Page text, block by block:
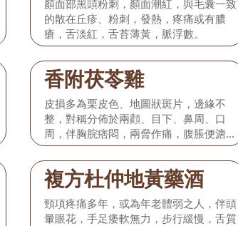
顏面部黑頭粉刺，顏面潮紅，與毛囊一致
的散在丘疹、粉刺，發熱，疼痛或有膿
瘡，舌淡紅，舌苔薄黃，脈浮數。
香附茯苓雞
皮損多為栗皮色、地圖狀斑片，邊緣不
整，對稱分佈於兩顴、目下、鼻周、口
周，伴胸脘痞悶，兩脅作痛，腹脹便溏，
婦女經血不調，舌苔白膩，脈弦滑。
複方杜仲地黃藥酒
頸項疼痛多年，或為年老體弱之人，伴頭
暈眼花，手足痿軟無力，步行緩慢，舌質